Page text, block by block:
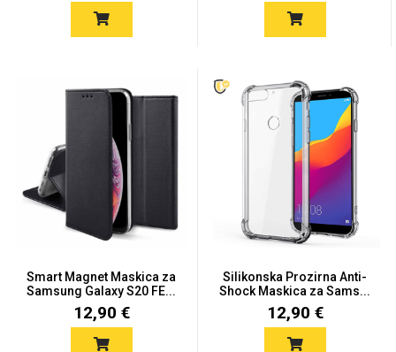
Smart Magnet Maskica za
Samsung Galaxy S20 FE...
12,90 €
Silikonska Prozirna Anti-
Shock Maskica za Sams...
12,90 €
Za njega
Svijet životinja
Mandale / Cvjetni
motivi
Citati & Stihovi